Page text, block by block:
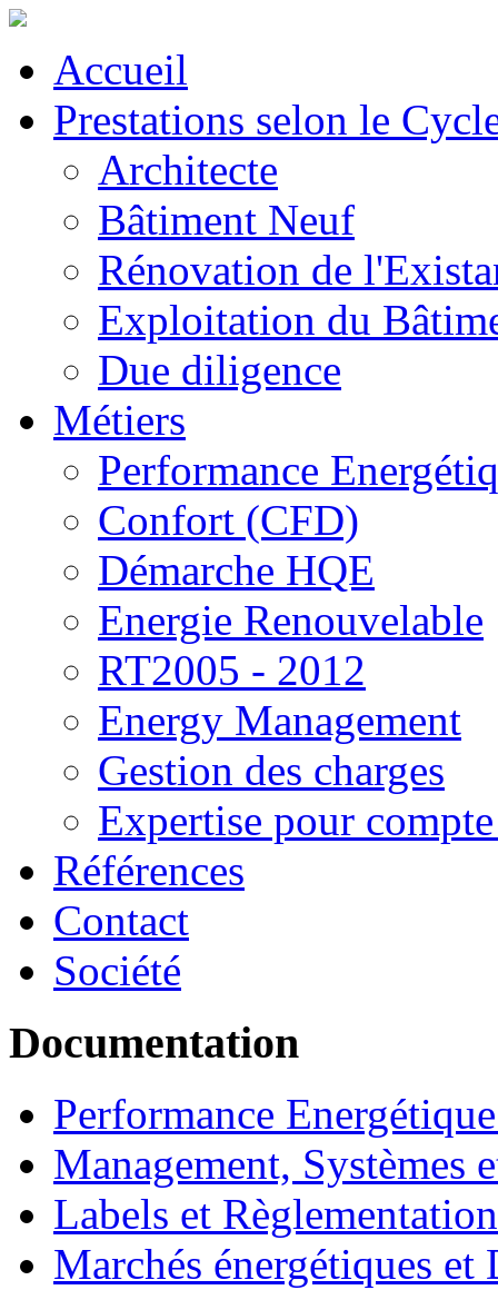
Accueil
Prestations selon le
Architecte
Bâtiment Neuf
Rénovation de
Exploitation du
Due diligence
Métiers
Performance
Confort (CFD)
Démarche HQE
Energie Renouvelable
RT2005 - 2012
Energy Management
Gestion des charges
Expertise pour
Références
Contact
Société
Documentation
Performance
Management, Systèmes
Labels et
Marchés énergétiques